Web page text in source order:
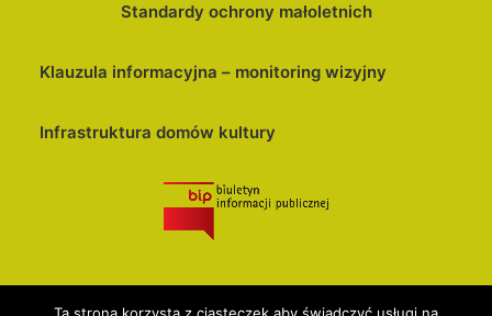
Standardy ochrony małoletnich
Klauzula informacyjna – monitoring wizyjny
Infrastruktura domów kultury